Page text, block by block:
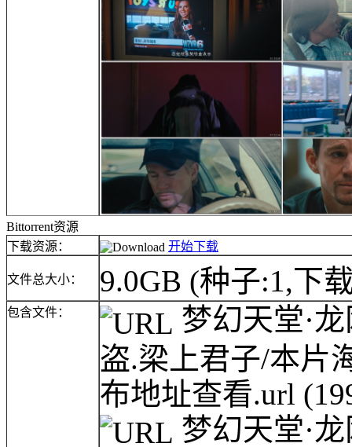
Bittorrent资源
下载资源：
开始下载
文件总大小： 9.0GB (种子:1,下
包含文件：
梦幻天堂·
盗.梁上君子/本片
布地址查看.url
梦幻天堂·